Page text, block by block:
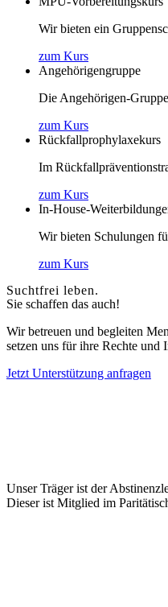
Wir bieten ein
zum Kurs
Angehörigengruppe
Die Angehörigen-
zum Kurs
Rückfallprophylaxekurs
Im
zum Kurs
In-House-
Wir bieten Schulungen
zum Kurs
Suchtfrei leben.
Sie schaffen das auch!
Wir betreuen und begleiten
setzen uns für ihre Rechte und
Jetzt Unterstützung anfragen
Unser Träger ist der
Dieser ist Mitglied im